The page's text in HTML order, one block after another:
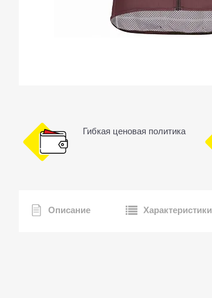
Гибкая ценовая политика
Описание Характеристики